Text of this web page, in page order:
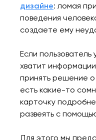
дизайне: ломая
поведения
создаете ему
Если пользователь
хватит
принять решение о
есть какие-то
карточку
развеять с
Для этого мы